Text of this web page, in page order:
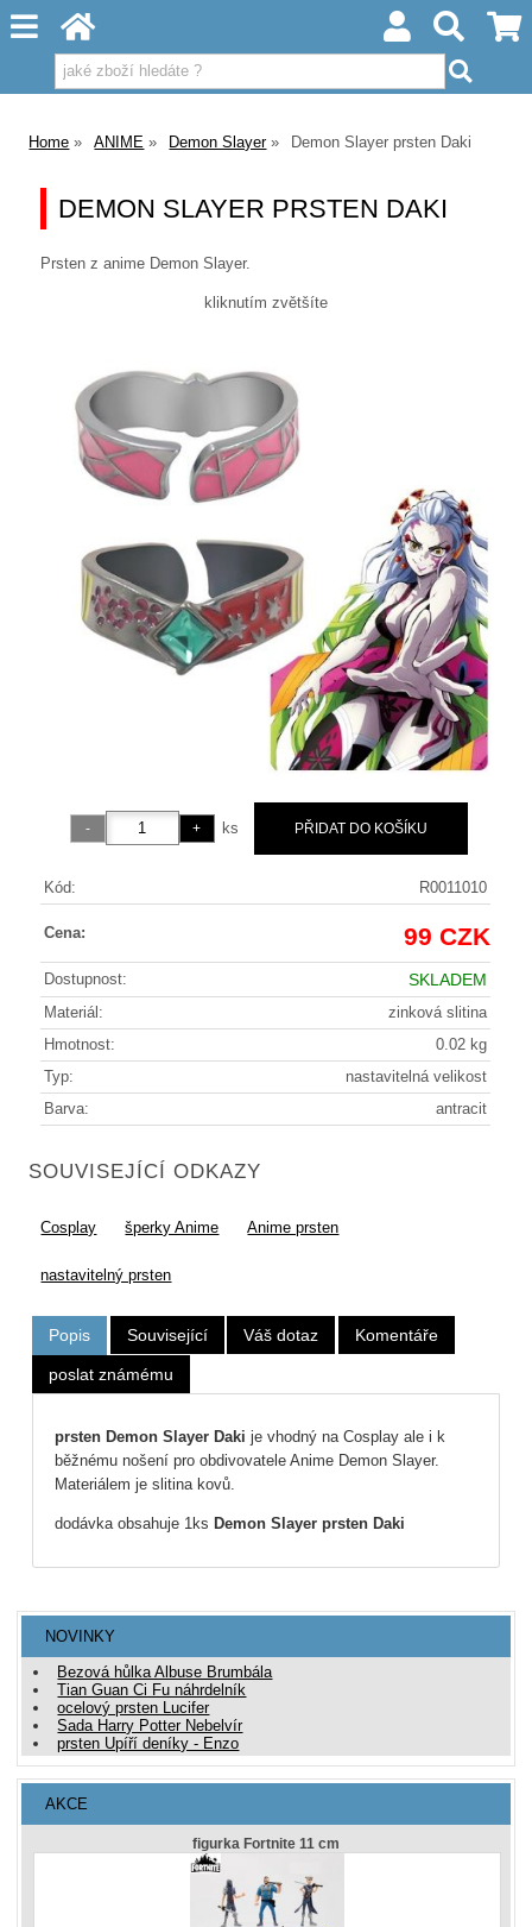
Home ANIME Demon Slayer Demon Slayer prsten Daki
DEMON SLAYER PRSTEN DAKI
Prsten z anime Demon Slayer.
kliknutím zvětšíte
ks
Kód: R0011010
Cena: 99 CZK
Dostupnost: SKLADEM
Materiál:
zinková slitina
Hmotnost:
0.02 kg
Typ:
nastavitelná velikost
Barva:
antracit
SOUVISEJÍCÍ ODKAZY
Cosplay šperky Anime Anime prsten
nastavitelný prsten
Popis Související Váš dotaz Komentáře
poslat známému
prsten Demon Slayer Dakije vhodný na Cosplay ale i k
běžnému nošení pro obdivovatele Anime Demon Slayer.
Materiálem je slitina kovů.
dodávka obsahuje 1ks Demon Slayer prsten Daki
NOVINKY
Bezová hůlka Albuse Brumbála
Tian Guan Ci Fu náhrdelník
ocelový prsten Lucifer
Sada Harry Potter Nebelvír
prsten Upíří deníky - Enzo
AKCE
figurka Fortnite 11 cm